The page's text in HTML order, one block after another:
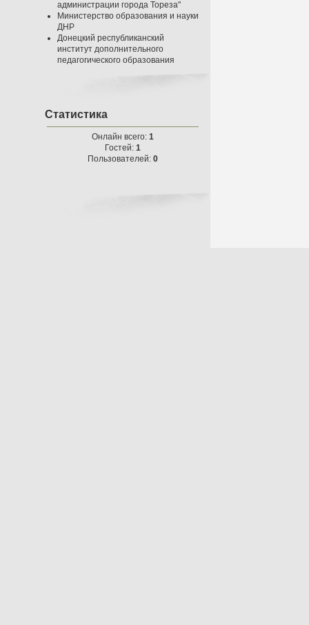
администрации города Тореза"
Министерство образования и науки
ДНР
Донецкий республиканский
институт дополнительного
педагогического образования
Статистика
Онлайн всего: 1
Гостей: 1
Пользователей: 0